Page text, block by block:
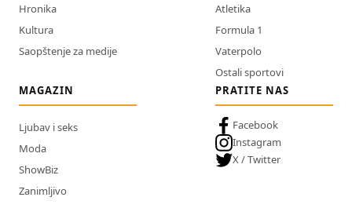
Hronika
Kultura
Saopštenje za medije
Atletika
Formula 1
Vaterpolo
Ostali sportovi
MAGAZIN
Ljubav i seks
Moda
ShowBiz
Zanimljivo
PRATITE NAS
Facebook
Instagram
X / Twitter